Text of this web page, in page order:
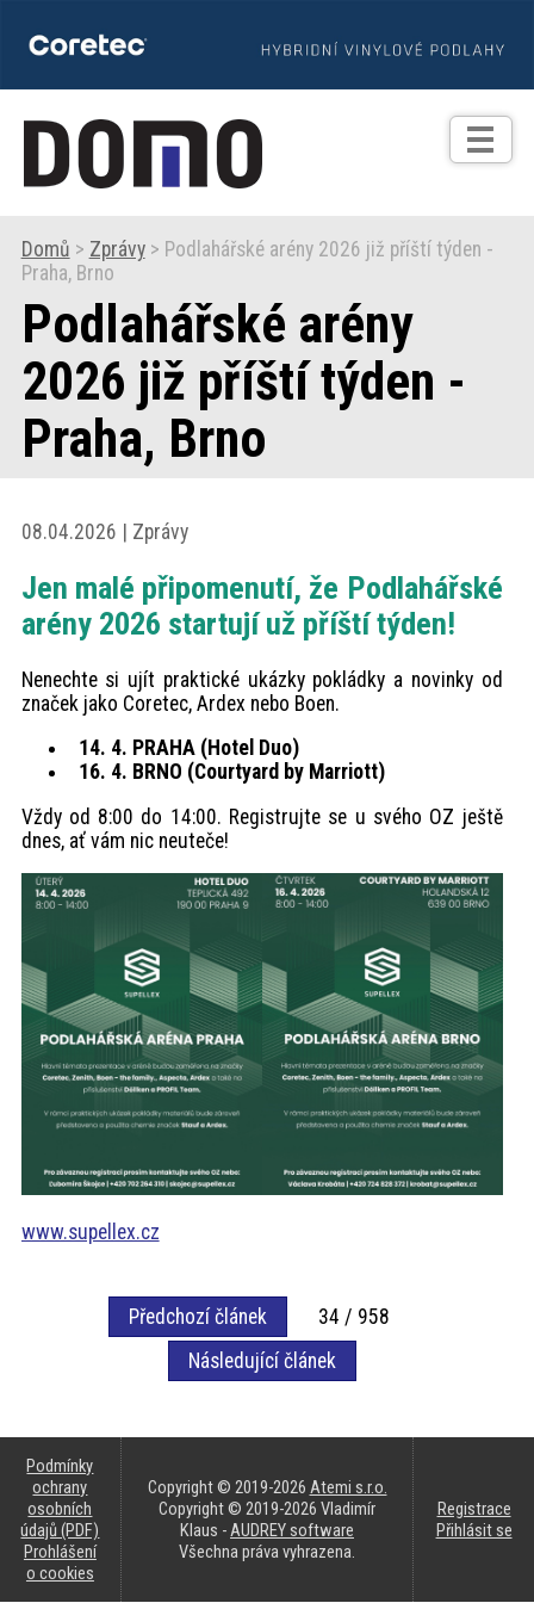
TIPY
Zprávy
Praxe
Fotogalerie
Produkty
Prodejní
ProfiMag
Kontakt
Domů > Zprávy> Podlahářské arény 2026 již příští týden -
Praha, Brno
Podlahářské arény
2026 již příští týden -
Praha, Brno
08.04.2026 | Zprávy
Jen malé připomenutí, že Podlahářské
arény 2026 startují už příští týden!
Nenechte si ujít praktické ukázky pokládky a novinky od
značek jako Coretec, Ardex nebo Boen.
14. 4. PRAHA (Hotel Duo)
16. 4. BRNO (Courtyard by Marriott)
Vždy od 8:00 do 14:00. Registrujte se u svého OZ ještě
dnes, ať vám nic neuteče!
www.supellex.cz
Předchozí článek
34 / 958
Následující článek
Podmínky
ochrany
osobních
údajů (PDF)
Prohlášení
o cookies
Copyright © 2019-2026 Atemi s.r.o.
Copyright © 2019-2026 Vladimír
Klaus -AUDREY software
Všechna práva vyhrazena.
Registrace
Přihlásit se